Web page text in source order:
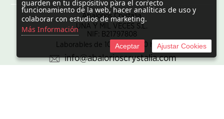
Abalorios Crystalia
UNA Y MIL VECES S.L.
NIF: B21797808
Laborables de 10:00 - 20:00 horas
info@abalorioscrystalia.com
guarden en tu dispositivo para el correcto
funcionamiento de la web, hacer analíticas de uso y
colaborar con estudios de marketing.
Más Información
Aceptar Ajustar Cookies